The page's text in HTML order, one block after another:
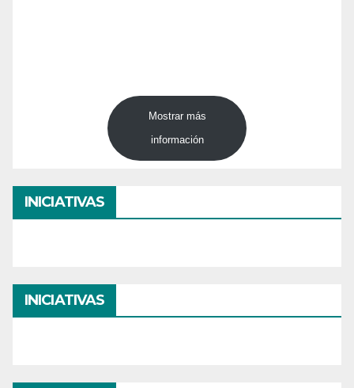
Mostrar más
información
INICIATIVAS
INICIATIVAS